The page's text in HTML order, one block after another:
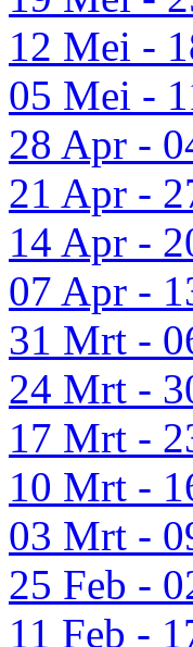
12 Mei -
05 Mei -
28 Apr -
21 Apr -
14 Apr -
07 Apr -
31 Mrt -
24 Mrt -
17 Mrt -
10 Mrt -
03 Mrt -
25 Feb -
11 Feb -